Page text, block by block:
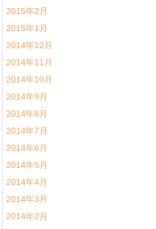
2015年2月
2015年1月
2014年12月
2014年11月
2014年10月
2014年9月
2014年8月
2014年7月
2014年6月
2014年5月
2014年4月
2014年3月
2014年2月